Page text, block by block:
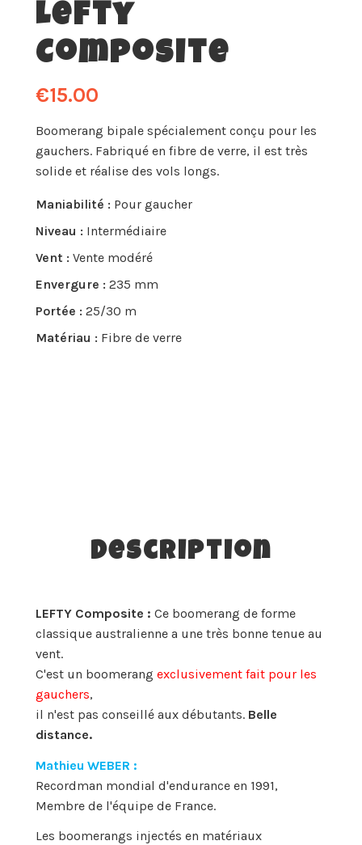
Lefty
Composite
€15.00
Boomerang bipale spécialement conçu pour les
gauchers. Fabriqué en fibre de verre, il est très
solide et réalise des vols longs.
Maniabilité : Pour gaucher
Niveau : Intermédiaire
Vent : Vente modéré
Envergure : 235 mm
Portée : 25/30 m
Matériau : Fibre de verre
Description
LEFTY Composite : Ce boomerang de forme
classique australienne a une très bonne tenue au
vent.
C'est un boomerang exclusivement fait pour les
gauchers,
il n'est pas conseillé aux débutants. Belle
distance.
Mathieu WEBER :
Recordman mondial d'endurance en 1991,
Membre de l'équipe de France.
Les boomerangs injectés en matériaux